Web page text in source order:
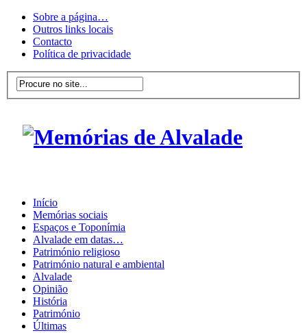
Sobre a página…
Outros links locais
Contacto
Política de privacidade
Início
Memórias sociais
Espaços e Toponímia
Alvalade em datas…
Património religioso
Património natural e ambiental
Alvalade
Opinião
História
Património
Últimas